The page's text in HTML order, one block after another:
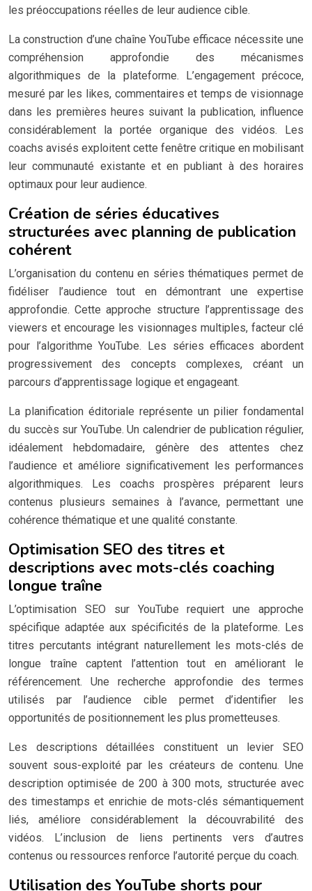
les préoccupations réelles de leur audience cible.
La construction d’une chaîne YouTube efficace nécessite une
compréhension approfondie des mécanismes
algorithmiques de la plateforme. L’engagement précoce,
mesuré par les likes, commentaires et temps de visionnage
dans les premières heures suivant la publication, influence
considérablement la portée organique des vidéos. Les
coachs avisés exploitent cette fenêtre critique en mobilisant
leur communauté existante et en publiant à des horaires
optimaux pour leur audience.
Création de séries éducatives
structurées avec planning de publication
cohérent
L’organisation du contenu en séries thématiques permet de
fidéliser l’audience tout en démontrant une expertise
approfondie. Cette approche structure l’apprentissage des
viewers et encourage les visionnages multiples, facteur clé
pour l’algorithme YouTube. Les séries efficaces abordent
progressivement des concepts complexes, créant un
parcours d’apprentissage logique et engageant.
La planification éditoriale représente un pilier fondamental
du succès sur YouTube. Un calendrier de publication régulier,
idéalement hebdomadaire, génère des attentes chez
l’audience et améliore significativement les performances
algorithmiques. Les coachs prospères préparent leurs
contenus plusieurs semaines à l’avance, permettant une
cohérence thématique et une qualité constante.
Optimisation SEO des titres et
descriptions avec mots-clés coaching
longue traîne
L’optimisation SEO sur YouTube requiert une approche
spécifique adaptée aux spécificités de la plateforme. Les
titres percutants intégrant naturellement les mots-clés de
longue traîne captent l’attention tout en améliorant le
référencement. Une recherche approfondie des termes
utilisés par l’audience cible permet d’identifier les
opportunités de positionnement les plus prometteuses.
Les descriptions détaillées constituent un levier SEO
souvent sous-exploité par les créateurs de contenu. Une
description optimisée de 200 à 300 mots, structurée avec
des timestamps et enrichie de mots-clés sémantiquement
liés, améliore considérablement la découvrabilité des
vidéos. L’inclusion de liens pertinents vers d’autres
contenus ou ressources renforce l’autorité perçue du coach.
Utilisation des YouTube shorts pour